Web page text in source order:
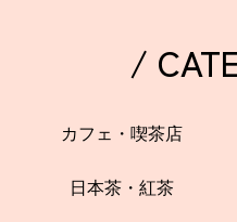
/
カフェ・喫茶店
日本茶・紅茶